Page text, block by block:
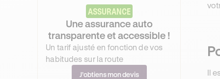
ASSURANCE
Une assurance auto
transparente et accessible !
Un tarif ajusté en fonction de vos
habitudes sur la route
J’obtiens mon devis Il